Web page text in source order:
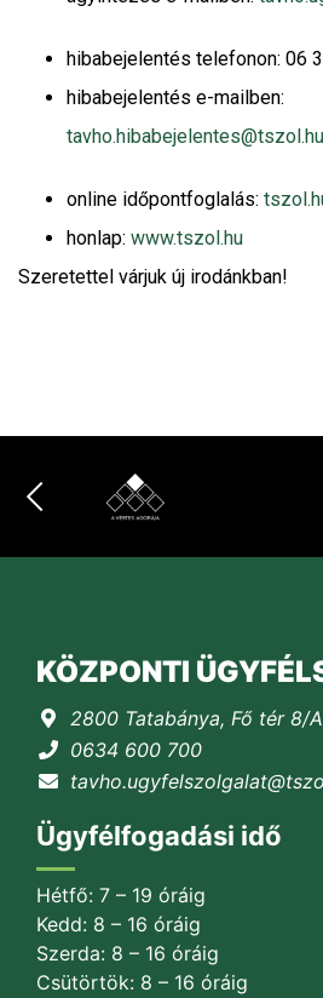
hibabejelentés telefonon: 06
hibabejelentés e-mailben:
tavho.hibabejelentes@tszol.hu
online időpontfoglalás:
honlap: www.tszol.hu
Szeretettel várjuk új irodánkban!
KÖZPONTI
2800 Tatabánya, Fő tér 8/A
0634 600 700
Ügyfélfogadási idő
Hétfő: 7 – 19 óráig
Kedd: 8 – 16 óráig
Szerda: 8 – 16 óráig
Csütörtök: 8 – 16 óráig